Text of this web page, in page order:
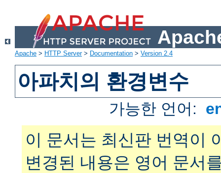
Apache > HTTP Server> Documentation > Version 2.4
아파치의 환경변수
가능한 언어:
이 문서는 최신판 번역이
변경된 내용은 영어 문서